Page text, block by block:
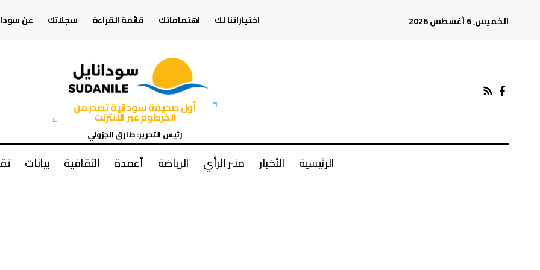
الخميس, 6 أغسطس 2026 اختياراتنا لك اهتماماتك قائمة القراءة سجلاتك عن
أول صحيفة سودانية تصدر من
الخرطوم عبر الانترنت
رئيس التحرير: طارق الجزولي
الرئيسية الأخبار منبر الرأي الرياضة أعمدة الثقافية بيانات